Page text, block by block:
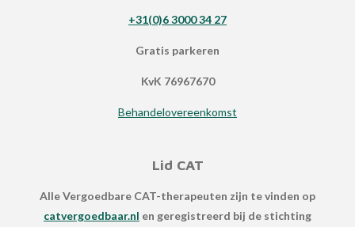
+31(0)6 3000 34 27
Gratis parkeren
KvK 76967670
Behandelovereenkomst
Lid CAT
Alle Vergoedbare CAT-therapeuten zijn te vinden op
catvergoedbaar.nl en geregistreerd bij de stichting